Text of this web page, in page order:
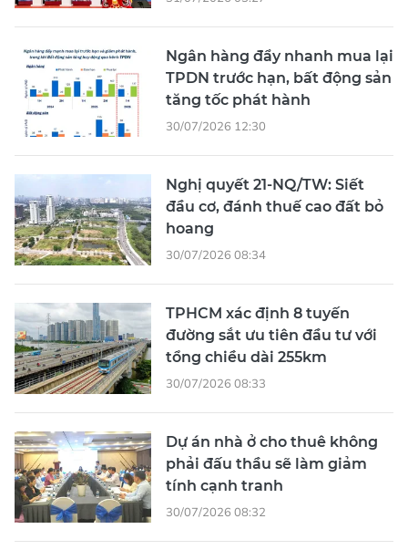
Ngân hàng đẩy nhanh mua lại
TPDN trước hạn, bất động sản
tăng tốc phát hành
30/07/2026 12:30
Nghị quyết 21-NQ/TW: Siết
đầu cơ, đánh thuế cao đất bỏ
hoang
30/07/2026 08:34
TPHCM xác định 8 tuyến
đường sắt ưu tiên đầu tư với
tổng chiều dài 255km
30/07/2026 08:33
Dự án nhà ở cho thuê không
phải đấu thầu sẽ làm giảm
tính cạnh tranh
30/07/2026 08:32